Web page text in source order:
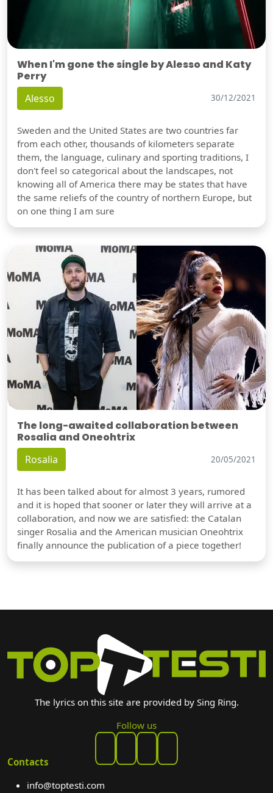
When I'm gone the single by Alesso and Katy
Perry
Alesso 30/12/2021
Sweden and the United States are two countries far
from each other, thousands of kilometers separate
them, the language, culinary and sporting traditions, I
don't feel so categorical about the landscapes, not
knowing all of America there may be states that have
the same reliefs of the country of northern Europe, but
on one thing I am sure
The long-awaited collaboration between
Rosalia and Oneohtrix
Rosalia 20/05/2021
It has been talked about for almost 3 years, rumored
and it is hoped that sooner or later they will arrive at a
collaboration, and now we are satisfied: the Catalan
singer Rosalia and the American musician Oneohtrix
finally announce the publication of a piece together!
The lyrics on this site are provided by Sing Ring.
Follow us
Contacts
info@toptesti.com